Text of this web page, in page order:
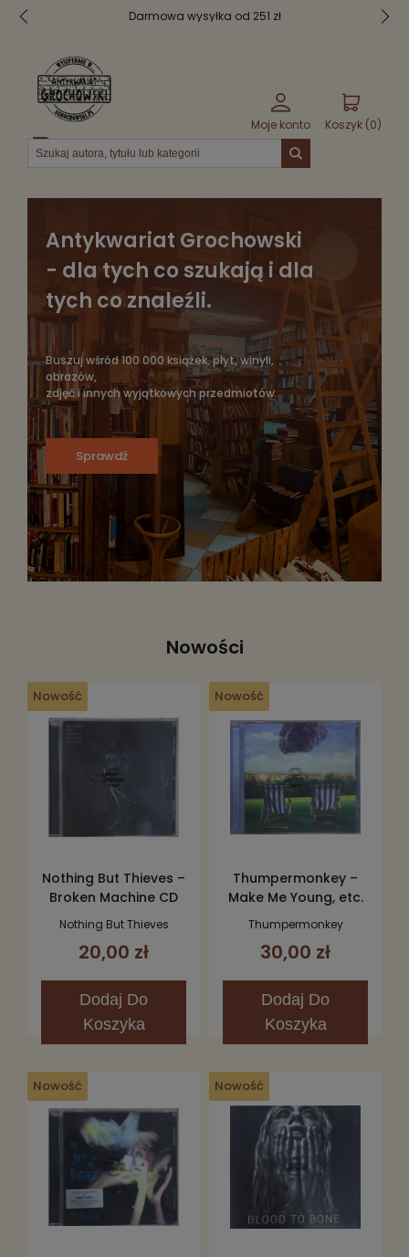
Bezpieczne pakowanie
Moje konto Koszyk (0)
Menu
Antykwariat Grochowski
- dla tych co szukają i dla
tych co znaleźli.
Buszuj wśród 100 000 książek, płyt, winyli,
obrazów,
zdjęć i innych wyjątkowych przedmiotów.
Sprawdź
Nowości
Nowość
Nothing But Thieves –
Broken Machine CD
Nothing But Thieves
20,00 zł
Dodaj Do
Koszyka
Nowość
Thumpermonkey –
Make Me Young, etc.
Thumpermonkey
30,00 zł
Dodaj Do
Koszyka
Nowość Nowość